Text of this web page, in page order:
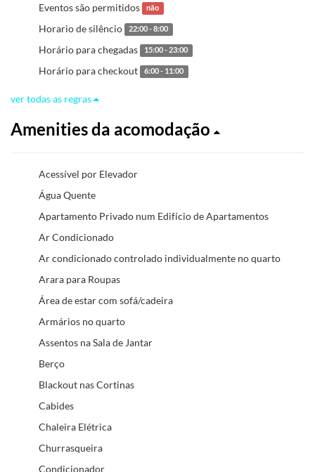
Eventos são permitidos não
Horario de silêncio 22:00 - 8:00
Horário para chegadas 15:00 - 23:00
Horário para checkout 6:00 - 11:00
ver todas as regras
Amenities da acomodação
Acessível por Elevador
Água Quente
Apartamento Privado num Edifício de Apartamentos
Ar Condicionado
Ar condicionado controlado individualmente no quarto
Arara para Roupas
Área de estar com sofá/cadeira
Armários no quarto
Assentos na Sala de Jantar
Berço
Blackout nas Cortinas
Cabides
Chaleira Elétrica
Churrasqueira
Condicionador